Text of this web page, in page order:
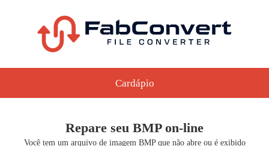
Cardápio
Repare seu BMP on-line
Você tem um arquivo de imagem BMP que não abre ou é exibido